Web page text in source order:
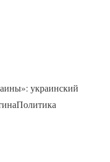
украинский